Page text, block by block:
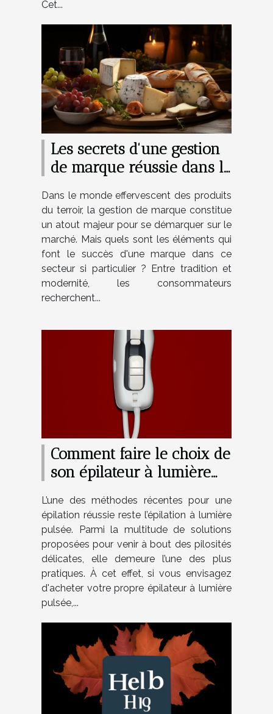
Cet...
Les secrets d'une gestion
de marque réussie dans le
terroir
Dans le monde effervescent des produits
du terroir, la gestion de marque constitue
un atout majeur pour se démarquer sur le
marché. Mais quels sont les éléments qui
font le succès d'une marque dans ce
secteur si particulier ? Entre tradition et
modernité, les consommateurs
recherchent...
Comment faire le choix de
son épilateur à lumière
L’une des méthodes récentes pour une
épilation réussie reste l’épilation à lumière
pulsée. Parmi la multitude de solutions
proposées pour venir à bout des pilosités
délicates, elle demeure l’une des plus
pratiques. À cet effet, si vous envisagez
d'acheter votre propre épilateur à lumière
pulsée,...